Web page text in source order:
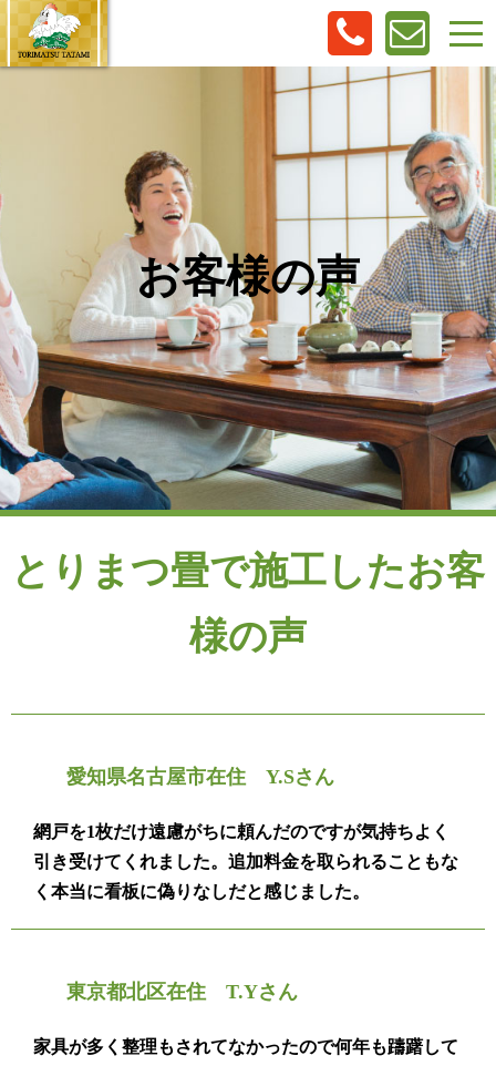
お客様の声
とりまつ畳で施工したお客
様の声
愛知県名古屋市在住 Y.Sさん
網戸を1枚だけ遠慮がちに頼んだのですが気持ちよく
引き受けてくれました。追加料金を取られることもな
く本当に看板に偽りなしだと感じました。
東京都北区在住 T.Yさん
家具が多く整理もされてなかったので何年も躊躇して